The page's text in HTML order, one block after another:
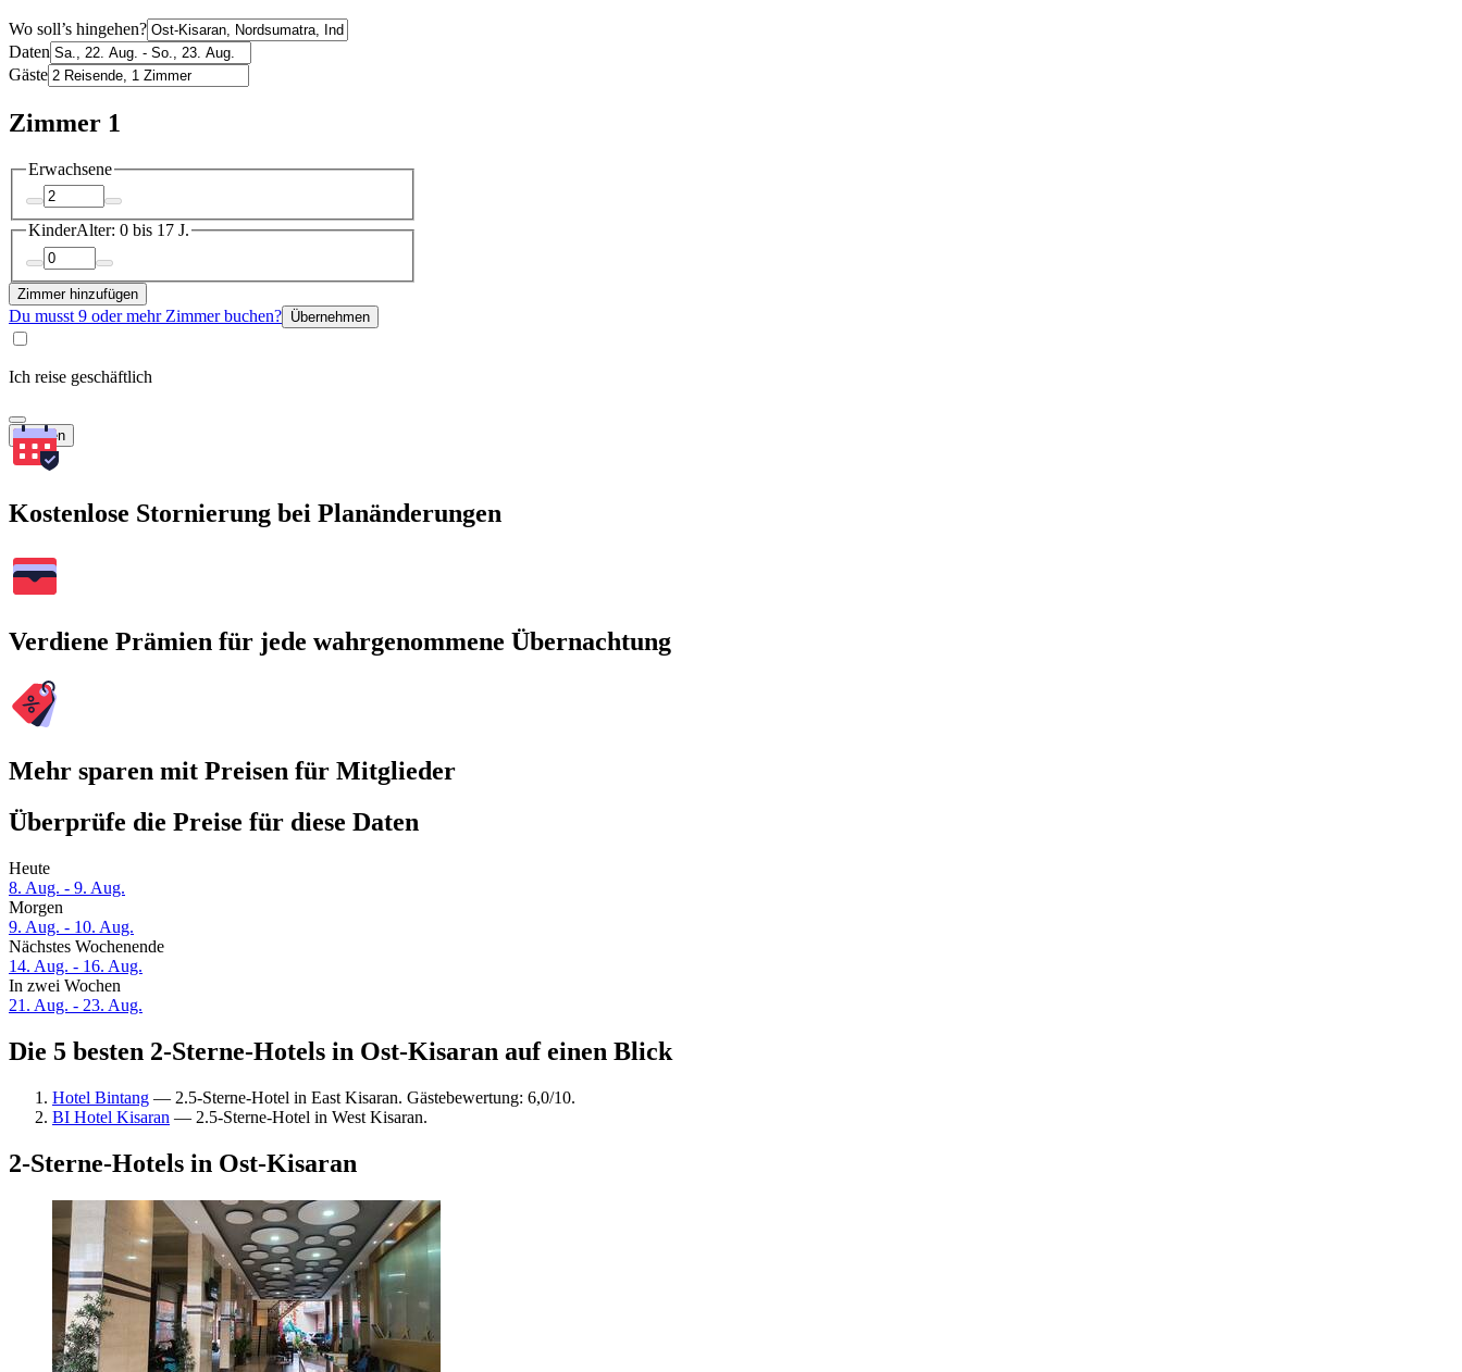
Wo soll’s hingehen?
Daten
Gäste
Zimmer 1
Erwachsene
KinderAlter: 0 bis 17 J.
Zimmer hinzufügen
Du musst 9 oder mehr Zimmer buchen? Übernehmen
Ich reise geschäftlich
Suchen
Kostenlose Stornierung bei Planänderungen
Verdiene Prämien für jede wahrgenommene Übernachtung
Mehr sparen mit Preisen für Mitglieder
Überprüfe die Preise für diese Daten
Heute
8. Aug. - 9. Aug.
Morgen
9. Aug. - 10. Aug.
Nächstes Wochenende
14. Aug. - 16. Aug.
In zwei Wochen
21. Aug. - 23. Aug.
Die 5 besten 2-Sterne-Hotels in Ost-Kisaran auf einen Blick
Hotel Bintang — 2.5-Sterne-Hotel in East Kisaran. Gästebewertung: 6,0/10.
BI Hotel Kisaran — 2.5-Sterne-Hotel in West Kisaran.
2-Sterne-Hotels in Ost-Kisaran